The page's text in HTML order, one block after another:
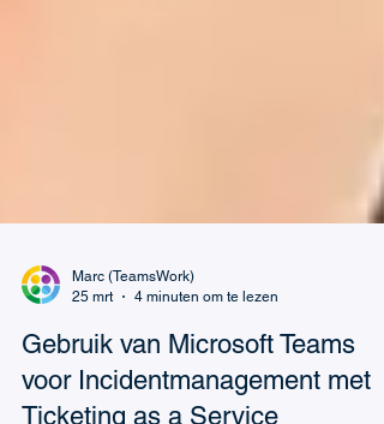
25 mrt
4 minuten om te lezen
Gebruik van Microsoft Teams